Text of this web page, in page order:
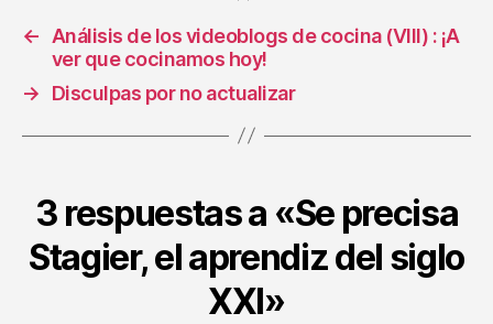
←
Análisis de los videoblogs de cocina (VIII) : ¡A
ver que cocinamos hoy!
→
Disculpas por no actualizar
3 respuestas a «Se precisa
Stagier, el aprendiz del siglo
XXI»